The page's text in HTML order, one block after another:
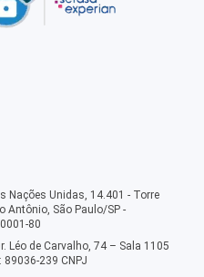
Nações Unidas, 14.401 - Torre
Antônio, São Paulo/SP -
80
Léo de Carvalho, 74 – Sala 1105
89036-239 CNPJ